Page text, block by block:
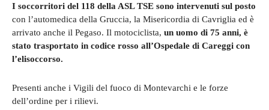
I soccorritori del 118 della ASL TSE sono intervenuti sul posto
con l’automedica della Gruccia, la Misericordia di Cavriglia ed è
arrivato anche il Pegaso. Il motociclista, un uomo di 75 anni, è
stato trasportato in codice rosso all’Ospedale di Careggi con
l’elisoccorso.
Presenti anche i Vigili del fuoco di Montevarchi e le forze
dell’ordine per i rilievi.